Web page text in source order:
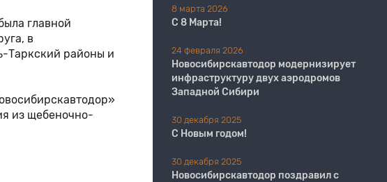
главной
в
Таркский районы и
из щебеночно-
8 марта 2026
С 8 Марта!
24 февраля 2026
Новосибирскавтодор модернизирует
инфраструктуру двух аэродромов
Западной Сибири
30 декабря 2025
С Новым годом!
30 декабря 2025
Новосибирскавтодор поздравил с